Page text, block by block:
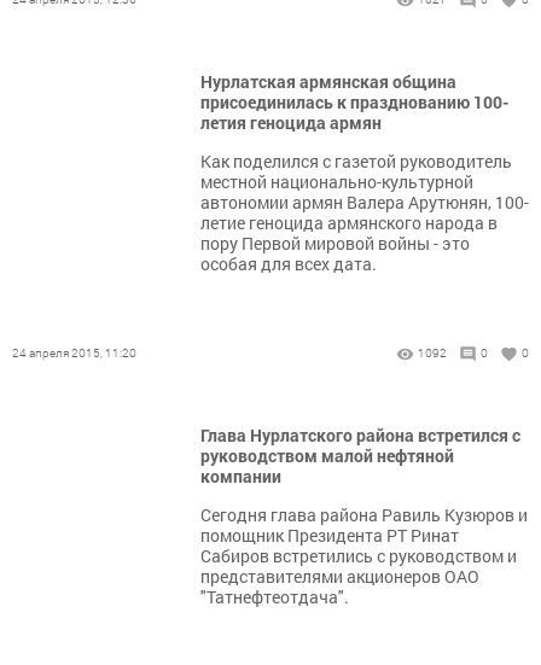
Нурлатская армянская община
присоединилась к празднованию 100-
летия геноцида армян
Как поделился с газетой руководитель
местной национально-культурной
автономии армян Валера Арутюнян, 100-
летие геноцида армянского народа в
пору Первой мировой войны - это
особая для всех дата.
24 апреля 2015, 11:20 1092 0 0
Глава Нурлатского района встретился с
руководством малой нефтяной
компании
Сегодня глава района Равиль Кузюров и
помощник Президента РТ Ринат
Сабиров встретились с руководством и
представителями акционеров ОАО
"Татнефтеотдача".